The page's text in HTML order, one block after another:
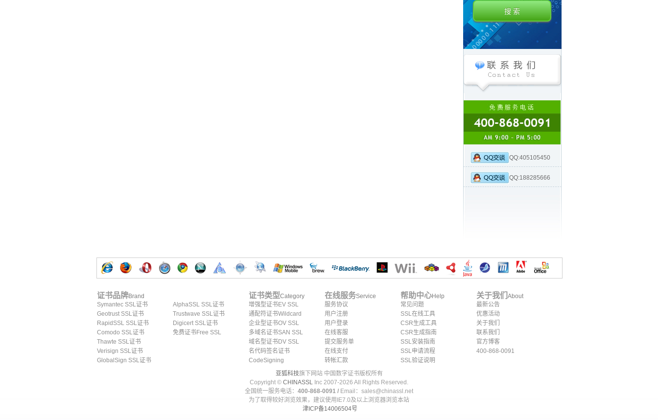
QQ:405105450
QQ:188285666
证书品牌Brand
Symantec SSL证书
Geotrust SSL证书
RapidSSL SSL证书
Comodo SSL证书
Thawte SSL证书
Verisign SSL证书
GlobalSign SSL证书
AlphaSSL SSL证书
Trustwave SSL证书
Digicert SSL证书
免费证书Free SSL
证书类型Category
增强型证书EV SSL
通配符证书Wildcard
企业型证书OV SSL
多域名证书SAN SSL
域名型证书DV SSL
名代码签名证书
CodeSigning
在线服务Service
服务协议
用户注册
用户登录
在线客服
提交服务单
在线支付
转帐汇款
帮助中心Help
常见问题
SSL在线工具
CSR生成工具
CSR生成指南
SSL安装指南
SSL申请流程
SSL验证说明
关于我们 About
最新公告
优惠活动
关于我们
联系我们
官方博客
400-868-0091
亚狐科技旗下网站 中国数字证书版权所有
Copyright © CHINASSL Inc 2007-2026 All Rights Reserved.
全国统一服务电话： 400-868-0091 / Email：sales@chinassl.net
为了取得较好浏览效果，建议使用IE7.0及以上浏览器浏览本站
津ICP备14006504号